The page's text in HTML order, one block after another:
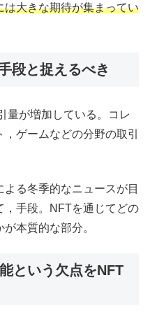
大きな期待が集まってい
段と捉えるべき
量が増加している。コレ
ゲームなどの分野の取引
る冬季的なニュースが目
，手段。NFTを通じてどの
本質的な部分。
という欠点をNFT